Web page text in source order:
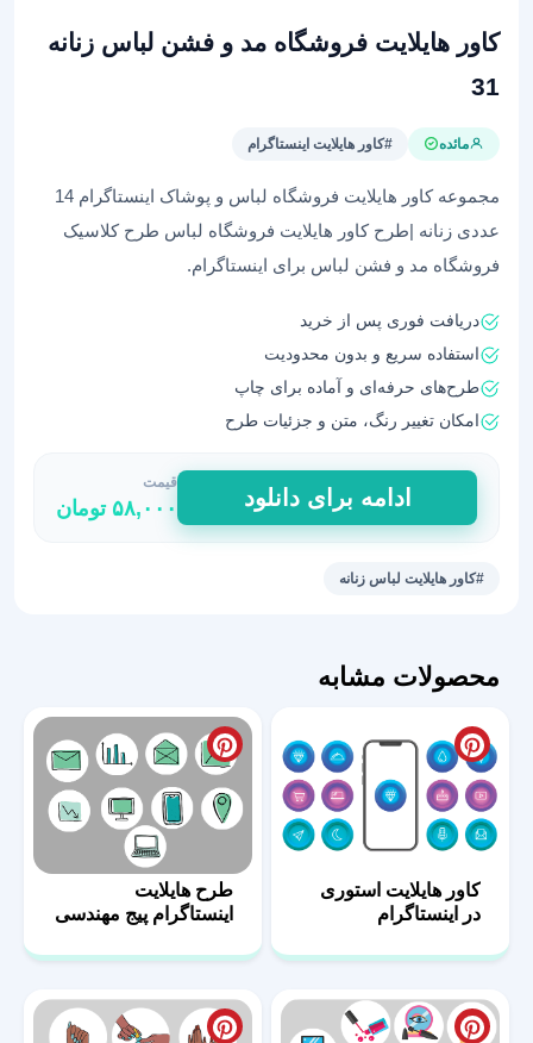
کاور هایلایت فروشگاه مد و فشن لباس زنانه
31
مائده #کاور هایلایت اینستاگرام
مجموعه کاور هایلایت فروشگاه لباس و پوشاک اینستاگرام 14
عددی زنانه |طرح کاور هایلایت فروشگاه لباس طرح کلاسیک
فروشگاه مد و فشن لباس برای اینستاگرام.
دریافت فوری پس از خرید
استفاده سریع و بدون محدودیت
طرح‌های حرفه‌ای و آماده برای چاپ
امکان تغییر رنگ، متن و جزئیات طرح
کاور
هایلایت
فروشگاه
مد
زنانه
عدد
ادامه برای دانلود
قیمت
۵۸,۰۰۰ تومان
#کاور هایلایت لباس زنانه
محصولات مشابه
کاور هایلایت استوری
در اینستاگرام
طرح هایلایت
اینستاگرام پیج مهندسی